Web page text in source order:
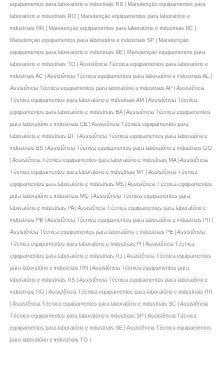
equipamentos para laboratório e industriais RS | Manutençāo equipamentos para
laboratório e industriais RO | Manutençāo equipamentos para laboratório e
industriais RR | Manutençāo equipamentos para laboratório e industriais SC |
Manutençāo equipamentos para laboratório e industriais SP | Manutençāo
equipamentos para laboratório e industriais SE | Manutençāo equipamentos para
laboratório e industriais TO | Assistência Técnica equipamentos para laboratório e
industriais AC | Assistência Técnica equipamentos para laboratório e industriais AL |
Assistência Técnica equipamentos para laboratório e industriais AP | Assistência
Técnica equipamentos para laboratório e industriais AM | Assistência Técnica
equipamentos para laboratório e industriais BA | Assistência Técnica equipamentos
para laboratório e industriais CE | Assistência Técnica equipamentos para
laboratório e industriais DF | Assistência Técnica equipamentos para laboratório e
industriais ES | Assistência Técnica equipamentos para laboratório e industriais GO
| Assistência Técnica equipamentos para laboratório e industriais MA | Assistência
Técnica equipamentos para laboratório e industriais MT | Assistência Técnica
equipamentos para laboratório e industriais MS | Assistência Técnica equipamentos
para laboratório e industriais MG | Assistência Técnica equipamentos para
laboratório e industriais PA | Assistência Técnica equipamentos para laboratório e
industriais PB | Assistência Técnica equipamentos para laboratório e industriais PR |
Assistência Técnica equipamentos para laboratório e industriais PE | Assistência
Técnica equipamentos para laboratório e industriais PI | Assistência Técnica
equipamentos para laboratório e industriais RJ | Assistência Técnica equipamentos
para laboratório e industriais RN | Assistência Técnica equipamentos para
laboratório e industriais RS | Assistência Técnica equipamentos para laboratório e
industriais RO | Assistência Técnica equipamentos para laboratório e industriais RR
| Assistência Técnica equipamentos para laboratório e industriais SC | Assistência
Técnica equipamentos para laboratório e industriais SP | Assistência Técnica
equipamentos para laboratório e industriais SE | Assistência Técnica equipamentos
para laboratório e industriais TO |